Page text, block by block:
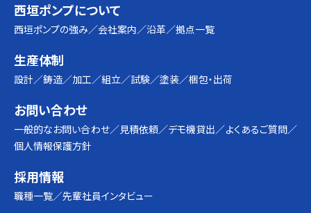
西垣ポンプについて
西垣ポンプの強み 会社案内 沿革 拠点一覧
生産体制
設計 鋳造 加工 組立 試験 塗装 梱包・出荷
お問い合わせ
一般的なお問い合わせ 見積依頼 デモ機貸出
よくあるご質問
個人情報保護方針
採用情報
職種一覧 先輩社員インタビュー